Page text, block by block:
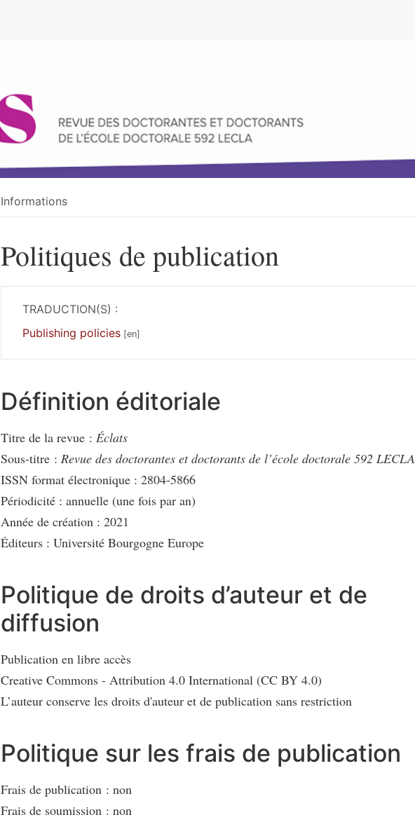
Informations
Politiques de publication
TRADUCTION(S) :
Publishing policies
Définition éditoriale
Titre de la revue : Éclats
Sous-titre : Revue des doctorantes et doctorants de l’école doctorale 592 LECLA
ISSN format électronique : 2804-5866
Périodicité : annuelle (une fois par an)
Année de création : 2021
Éditeurs : Université Bourgogne Europe
Politique de droits d’auteur et de
diffusion
Publication en libre accès
Creative Commons - Attribution 4.0 International (CC BY 4.0)
L’auteur conserve les droits d'auteur et de publication sans restriction
Politique sur les frais de publication
Frais de publication : non
Frais de soumission : non